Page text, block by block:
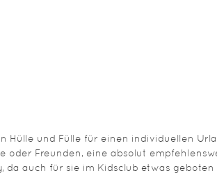
Hülle und Fülle für einen individuellen
oder Freunden, eine absolut
da auch für sie im Kidsclub etwas geboten